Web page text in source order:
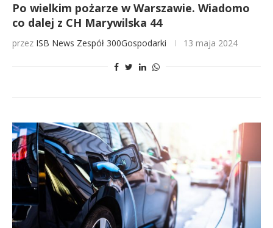
Po wielkim pożarze w Warszawie. Wiadomo
co dalej z CH Marywilska 44
przez ISB News Zespół 300Gospodarki 13 maja 2024